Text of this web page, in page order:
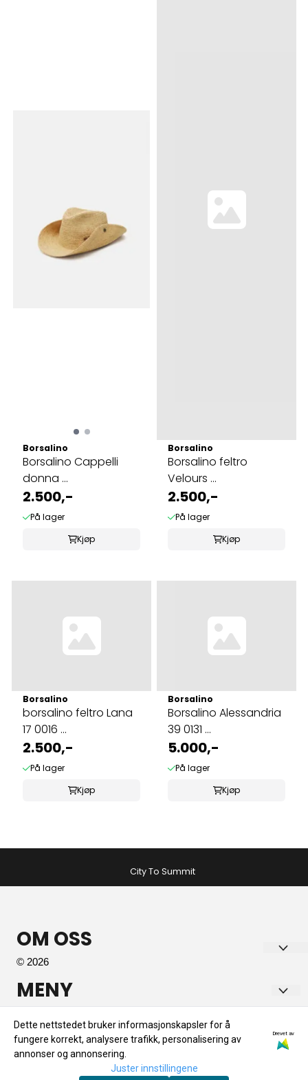
Borsalino
Borsalino Cappelli
donna ...
2.500,-
På lager
Kjøp
Borsalino
Borsalino feltro
Velours ...
2.500,-
På lager
Kjøp
Borsalino
borsalino feltro Lana
17 0016 ...
2.500,-
På lager
Kjøp
Borsalino
Borsalino Alessandria
39 0131 ...
5.000,-
På lager
Kjøp
City To Summit
OM OSS
© 2026
Tromsø Sport AS
Kirkegata 6
9008
Org. nr. 989299921
MENY
Betaling
INFO
Informasjon om Retur
NYHETSBREV
Dette nettstedet bruker informasjonskapsler for å
fungere korrekt, analysere trafikk, personalisering av
annonser og annonsering.
Drevet av
Juster innstillingene